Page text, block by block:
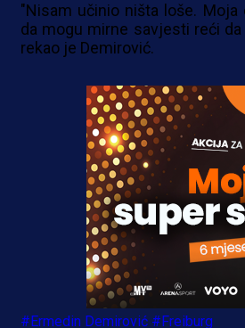
"Nisam učinio ništa loše.
da mogu mirne savjesti reći
rekao je Demirović.
#Ermedin Demirović #Freiburg